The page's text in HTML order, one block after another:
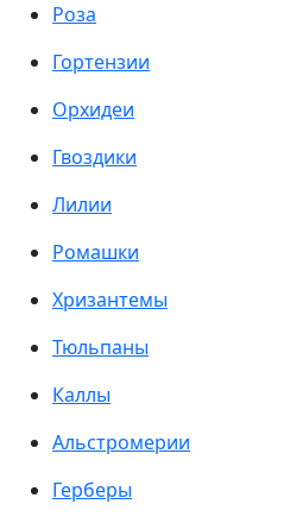
Роза
Гортензии
Орхидеи
Гвоздики
Лилии
Ромашки
Хризантемы
Тюльпаны
Каллы
Альстромерии
Герберы